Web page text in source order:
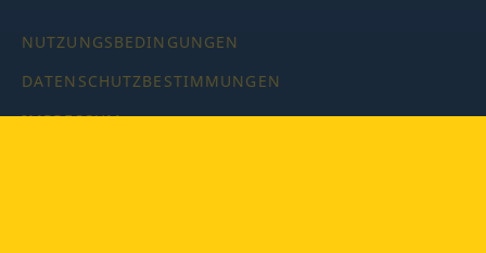
NUTZUNGSBEDINGUNGEN
DATENSCHUTZBESTIMMUNGEN
IMPRESSUM